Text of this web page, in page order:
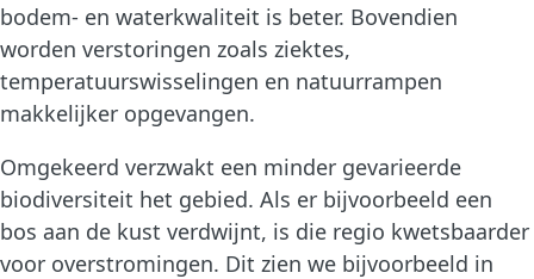
bodem- en waterkwaliteit is beter. Bovendien
worden verstoringen zoals ziektes,
temperatuurswisselingen en natuurrampen
makkelijker opgevangen.
Omgekeerd verzwakt een minder gevarieerde
biodiversiteit het gebied. Als er bijvoorbeeld een
bos aan de kust verdwijnt, is die regio kwetsbaarder
voor overstromingen. Dit zien we bijvoorbeeld in